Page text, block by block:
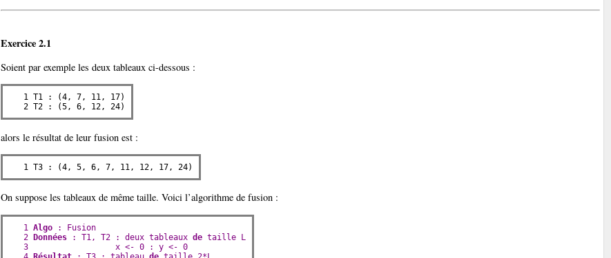
Exercice 2.1
Soient par exemple les deux tableaux ci-dessous :
   1 T1 : (4, 7, 11, 17)
   2 T2 : (5, 6, 12, 24)
alors le résultat de leur fusion est :
   1 T3 : (4, 5, 6, 7, 11, 12, 17, 24)
On suppose les tableaux de même taille. Voici l’algorithme de fusion :
   1
Algo : Fusion
   2
Données : T1, T2 : deux tableaux de taille L
   3                  x <- 0 : y <- 0